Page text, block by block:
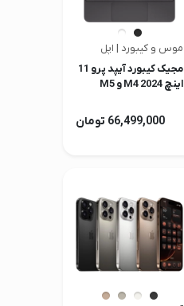
موس و کیبورد | اپل
مجیک کیبورد آیپد پرو 11
اینچ M4 2024 و M5
66,499,000 تومان